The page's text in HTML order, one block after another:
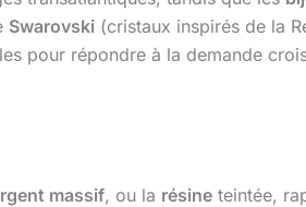
Swarovski (cristaux inspirés de la
pour répondre à la demande
massif, ou la résine teintée,